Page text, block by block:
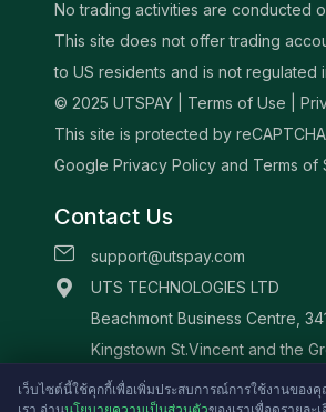
No trading activities are conducted
This site does not offer trading
to US residents and is not regulated
© 2025 UTSPAY | Terms of Use
This site is protected by
Google Privacy Policy and Terms of
Contact Us
support@utspay.com
UTS TECHNOLOGIES LTD
Beachmont Business Centre,
Kingstown St.Vincent and the
เว็บไซต์นี้ใช้คุกกี้เพื่อเพิ่มประสบการณ์การใช้งานของ